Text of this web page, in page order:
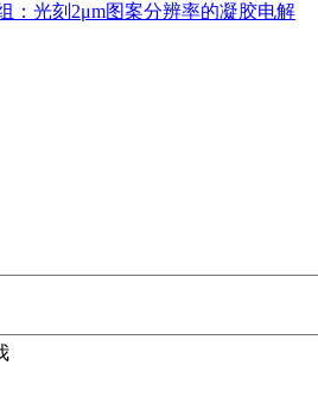
：光刻2μm图案分辨率的凝胶电解